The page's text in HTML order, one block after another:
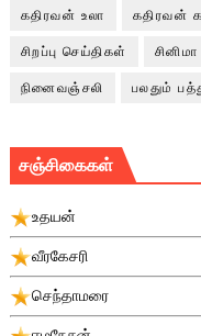
கதிரவன் உலா கதிரவன்
சிறப்பு செய்திகள் சினிமா
நினைவஞ்சலி பலதும்
சஞ்சிகைகள்
உதயன்
வீரகேசரி
செந்தாமரை